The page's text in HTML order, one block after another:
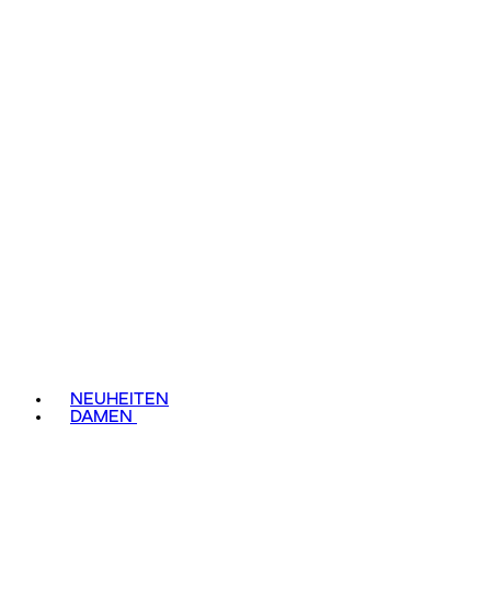
NEUHEITEN
DAMEN